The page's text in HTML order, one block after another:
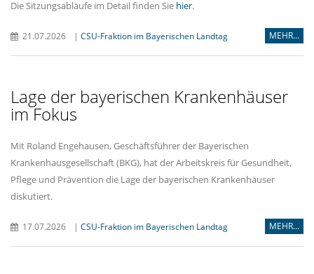
Die Sitzungsabläufe im Detail finden Sie hier.
21.07.2026 | CSU-Fraktion im Bayerischen Landtag MEHR...
Lage der bayerischen Krankenhäuser
im Fokus
Mit Roland Engehausen, Geschäftsführer der Bayerischen
Krankenhausgesellschaft (BKG), hat der Arbeitskreis für Gesundheit,
Pflege und Prävention die Lage der bayerischen Krankenhäuser
diskutiert.
17.07.2026 | CSU-Fraktion im Bayerischen Landtag MEHR...